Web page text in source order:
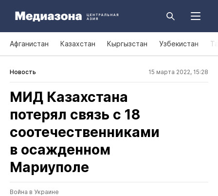
Афганистан Казахстан Кыргызстан Узбекистан
Новость 15 марта 2022, 15:28
МИД Казахстана
потерял связь с 18
соотечественниками
в осажденном
Мариуполе
Война в Украине